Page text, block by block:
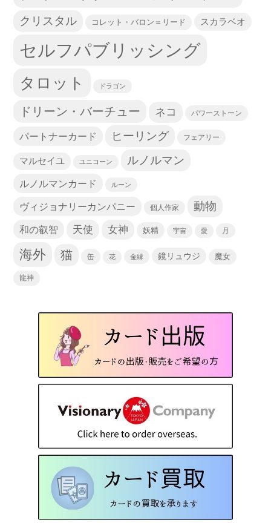
クリスタル コレット・バロン＝リード スカラベオ
セルフパブリッシング
タロット ドラゴン
ドリーン・バーチュー ネコ パワーストーン
パートナーカード ヒーリング フェアリー
マルセイユ ユニコーン ルノルマン
ルノルマンカード ルーン
ヴィジョナリーカンパニー 個人作家 動物
和の叡智 天使 女神 妖精 宇宙 愛 月
海外 猫 缶 花 金縁 鏡リュウジ 魔女
龍神